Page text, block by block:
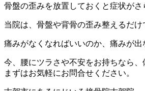
骨盤の歪みを放置しておくと症状が
当院は、骨盤や背骨の歪み整えるだ
痛みがなくなればいいのか、痛みが
今、腰にツラさや不安をお持ちなら
まずはお気軽にお問合せください。